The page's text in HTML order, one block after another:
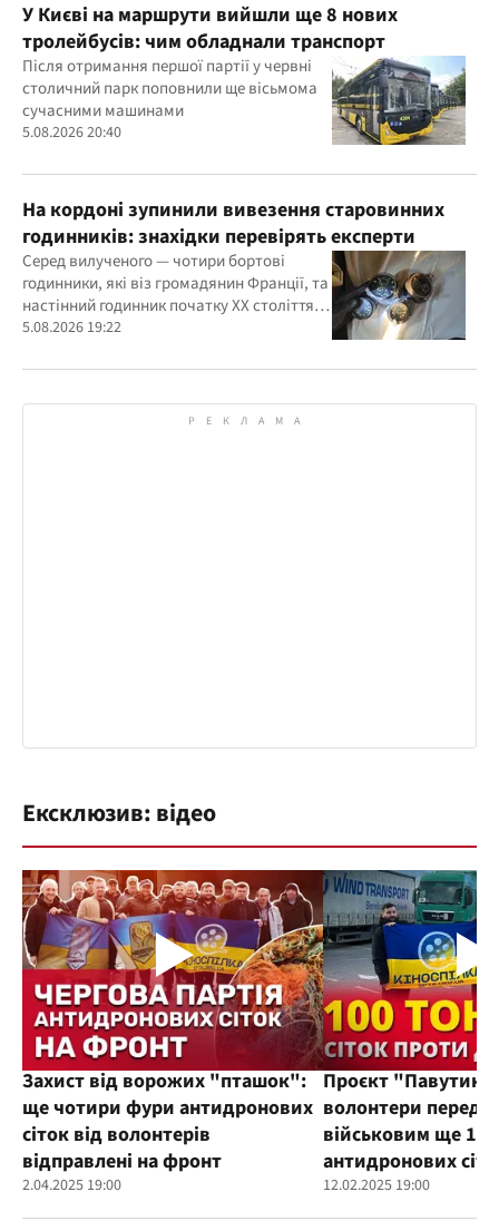
У Києві на маршрути вийшли ще 8 нових
тролейбусів: чим обладнали транспорт
Після отримання першої партії у червні
столичний парк поповнили ще вісьмома
сучасними машинами
5.08.2026 20:40
На кордоні зупинили вивезення старовинних
годинників: знахідки перевірять експерти
Серед вилученого — чотири бортові
годинники, які віз громадянин Франції, та
настінний годинник початку ХХ століття,
знайдений в автомобілі українця
5.08.2026 19:22
Ексклюзив: відео
Захист від ворожих "пташок":
ще чотири фури антидронових
сіток від волонтерів
відправлені на фронт
2.04.2025 19:00
Проєкт
волонтери
військовим ще
антидронових
12.02.2025 19:00